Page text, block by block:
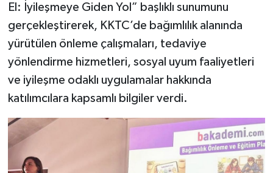
El: İyileşmeye Giden Yol” başlıklı sunumunu
gerçekleştirerek, KKTC’de bağımlılık alanında
yürütülen önleme çalışmaları, tedaviye
yönlendirme hizmetleri, sosyal uyum faaliyetleri
ve iyileşme odaklı uygulamalar hakkında
katılımcılara kapsamlı bilgiler verdi.